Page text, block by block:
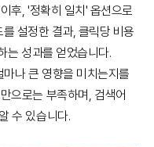
후, '정확히 일치' 옵션으로
설정한 결과, 클릭당 비용
는 성과를 얻었습니다.
나 큰 영향을 미치는지를
으로는 부족하며, 검색어
수 있습니다.